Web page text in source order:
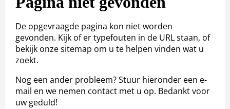
De opgevraagde pagina kon niet worden
gevonden. Kijk of er typefouten in de URL staan, of
bekijk onze sitemap om u te helpen vinden wat u
zoekt.
Nog een ander probleem? Stuur hieronder een e-
mail en we nemen contact met u op. Bedankt voor
uw geduld!